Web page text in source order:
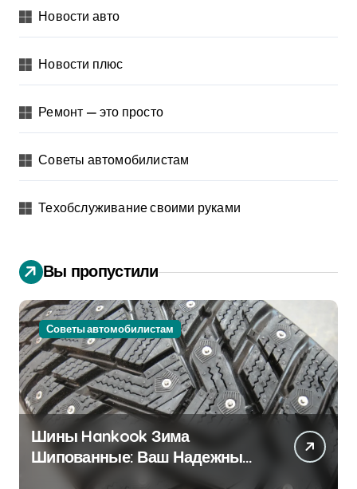
Новости авто
Новости плюс
Ремонт — это просто
Советы автомобилистам
Техобслуживание своими руками
Вы пропустили
Советы автомобилистам
Шины Hankook Зима
Шипованные: Ваш Надежный
Партнёр на Снежных Дорогах